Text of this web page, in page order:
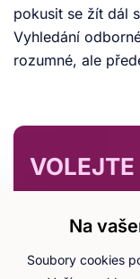
pokusit se žít dál
Vyhledání
rozumné, ale
Mgr.
Na
Soubory cookies